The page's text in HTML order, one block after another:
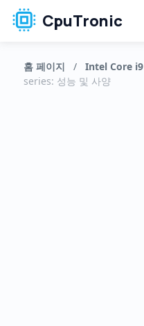
CpuTronic
홈 페이지 / Intel Core i9
series: 성능 및 사양